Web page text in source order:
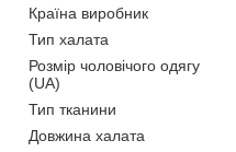
Країна виробник
Тип халата
Розмір чоловічого одягу
(UA)
Тип тканини
Довжина халата